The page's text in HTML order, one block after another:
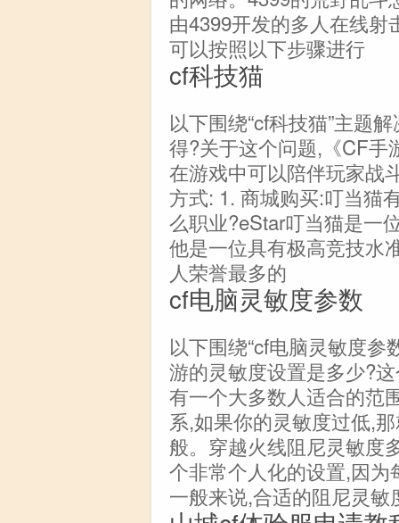
由4399开发的多人在线
可以按照以下步骤进行
cf科技猫
以下围绕“cf科技猫”主题
得?关于这个问题,《CF手
在游戏中可以陪伴玩家战
方式: 1. 商城购买:叮当猫
么职业?eStar叮当猫是一
他是一位具有极高竞技水
人荣誉最多的
cf电脑灵敏度参数
以下围绕“cf电脑灵敏度参
游的灵敏度设置是多少?
有一个大多数人适合的范
系,如果你的灵敏度过低,
般。穿越火线阻尼灵敏度
个非常个人化的设置,因
一般来说,合适的阻尼灵敏